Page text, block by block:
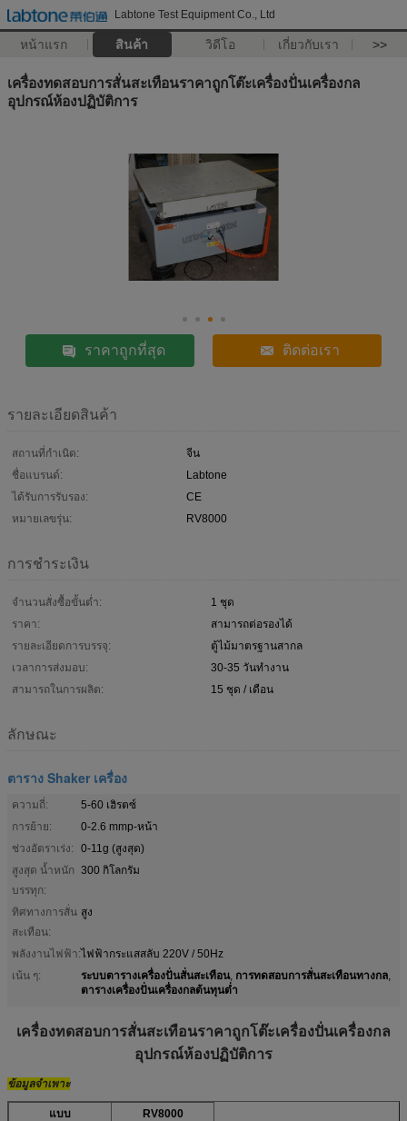
Labtone Test Equipment Co., Ltd
หน้าแรก สินค้า วิดีโอ เกี่ยวกับเรา >>
เครื่องทดสอบการสั่นสะเทือนราคาถูกโต๊ะเครื่องปั่นเครื่องกล
อุปกรณ์ห้องปฏิบัติการ
ราคาถูกที่สุด ติดต่อเรา
รายละเอียดสินค้า
สถานที่กำเนิด:
จีน
ชื่อแบรนด์:
Labtone
ได้รับการรับรอง:
CE
หมายเลขรุ่น:
RV8000
การชำระเงิน
จำนวนสั่งซื้อขั้นต่ำ:
1 ชุด
ราคา:
สามารถต่อรองได้
รายละเอียดการบรรจุ:
ตู้ไม้มาตรฐานสากล
เวลาการส่งมอบ:
30-35 วันทำงาน
สามารถในการผลิต:
15 ชุด / เดือน
ลักษณะ
ตาราง Shaker เครื่อง
ความถี่:
5-60 เฮิรตซ์
การย้าย:
0-2.6 mmp-หน้า
ช่วงอัตราเร่ง:
0-11g (สูงสุด)
สูงสุด น้ำหนัก
บรรทุก:
300 กิโลกรัม
ทิศทางการสั่น
สะเทือน:
สูง
พลังงานไฟฟ้า:ไฟฟ้ากระแสสลับ 220V / 50Hz
เน้น ๆ:
ระบบตารางเครื่องปั่นสั่นสะเทือน, การทดสอบการสั่นสะเทือนทางกล,
ตารางเครื่องปั่นเครื่องกลต้นทุนต่ำ
เครื่องทดสอบการสั่นสะเทือนราคาถูกโต๊ะเครื่องปั่นเครื่องกล
อุปกรณ์ห้องปฏิบัติการ
ข้อมูลจำเพาะ
แบบ
RV8000